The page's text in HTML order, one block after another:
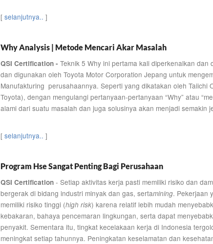
[ selanjutnya.. ]
Why Analysis | Metode Mencari Akar Masalah
QSI Certification - Teknik 5 Why ini pertama kali diperkenalkan dan
dan digunakan oleh Toyota Motor Corporation Jepang untuk
Manufakturing perusahaannya. Seperti yang dikatakan oleh Taiichi
Toyota), dengan mengulangi pertanyaan-pertanyaan “Why” atau
alami dari suatu masalah dan juga solusinya akan menjadi semakin
[ selanjutnya.. ]
Program Hse Sangat Penting Bagi Perusahaan
QSI Certification - Setiap aktivitas kerja pasti memiliki risiko dan
bergerak di bidang industri minyak dan gas, sertamining. Pekerjaan
memiliki risiko tinggi (high risk) karena relatif lebih mudah
kebakaran, bahaya pencemaran lingkungan, serta dapat
penyakit. Sementara itu, tingkat kecelakaan kerja di Indonesia
meningkat setiap tahunnya. Peningkatan keselamatan dan